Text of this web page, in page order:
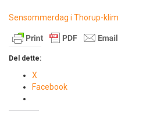
Sensommerdag i Thorup-klim
Del dette:
X
Facebook